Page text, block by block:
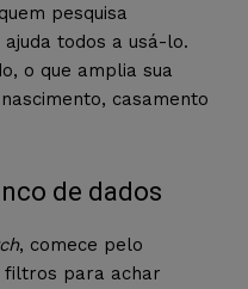
pesquisa
todos a usá-lo.
o que amplia sua
casamento
de dados
, comece pelo
filtros para achar